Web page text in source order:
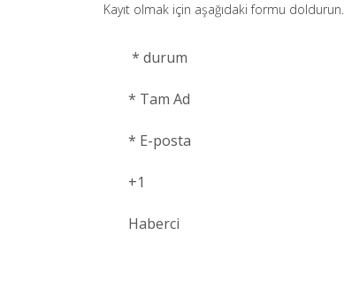
Kayıt olmak için aşağıdaki formu